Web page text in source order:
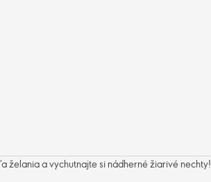
želania a vychutnajte si nádherné žiarivé nechty!